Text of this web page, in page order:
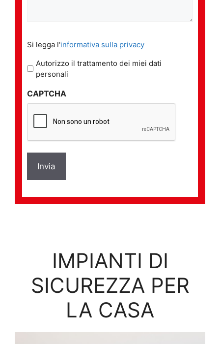
legga
l'informativa
sulla
*
Si legga l'informativa sulla privacy
Autorizzo il trattamento dei miei dati
personali
CAPTCHA
IMPIANTI DI
SICUREZZA PER
LA CASA